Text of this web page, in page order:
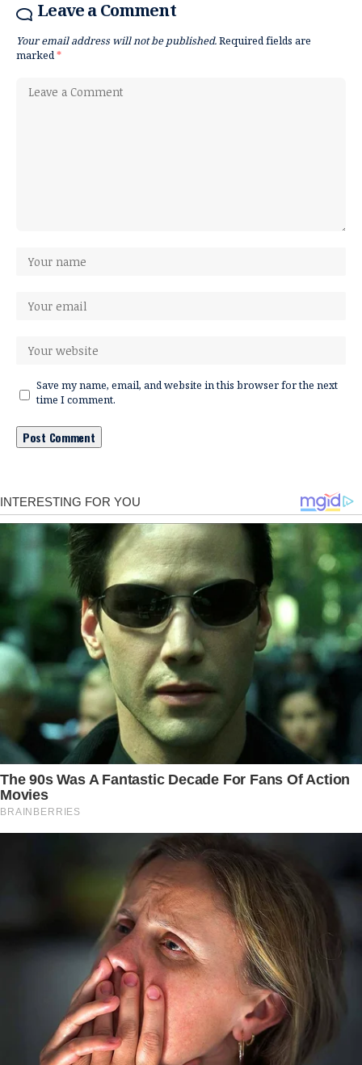
Leave a Comment
Your email address will not be published.Required fields are
marked*
Save my name, email, and website in this browser for the next
time I comment.